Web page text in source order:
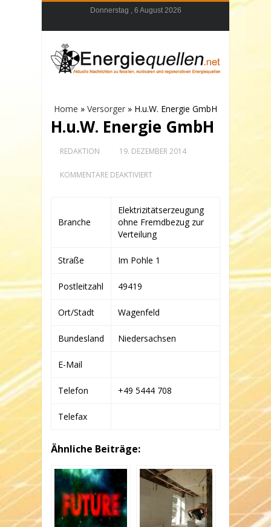
Donnerstag , 6 August 2026
Home » Versorger » H.u.W. Energie GmbH
H.u.W. Energie GmbH
REDAKTION 19. DEZEMBER 2014
KOMMENTARE DEAKTIVIERTFÜR
Branche
Elektrizitätserzeugung
ohne Fremdbezug zur
Verteilung
Straße Im Pohle 1
Postleitzahl 49419
Ort/Stadt Wagenfeld
Bundesland Niedersachsen
E-Mail
Telefon +49 5444 708
Telefax
Ähnliche Beiträge: